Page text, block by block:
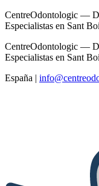
CentreOdontologic —
Especialistas en Sant Boi
CentreOdontologic —
Especialistas en Sant Boi
España |